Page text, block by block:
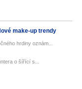
make-up trendy
hrdiny oznám...
o šířící s...